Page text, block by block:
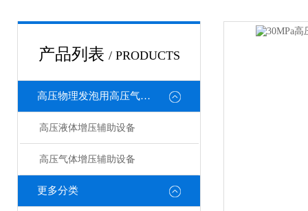
产品列表 / PRODUCTS
高压物理发泡用高压气体辅助设备
高压液体增压辅助设备
高压气体增压辅助设备
更多分类